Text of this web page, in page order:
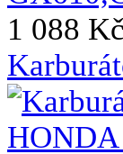
1 088 Kč